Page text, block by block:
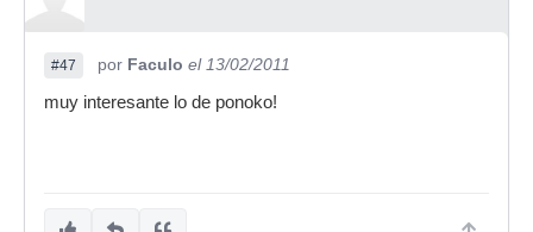
#47 por Faculo el 13/02/2011
muy interesante lo de ponoko!